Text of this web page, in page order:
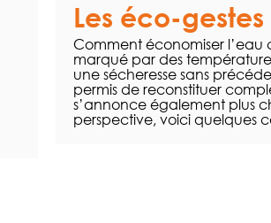
Les éco-
Comment économiser l’eau
marqué par des
une sécheresse sans
permis de reconstituer
s’annonce également plus
perspective, voici quelques